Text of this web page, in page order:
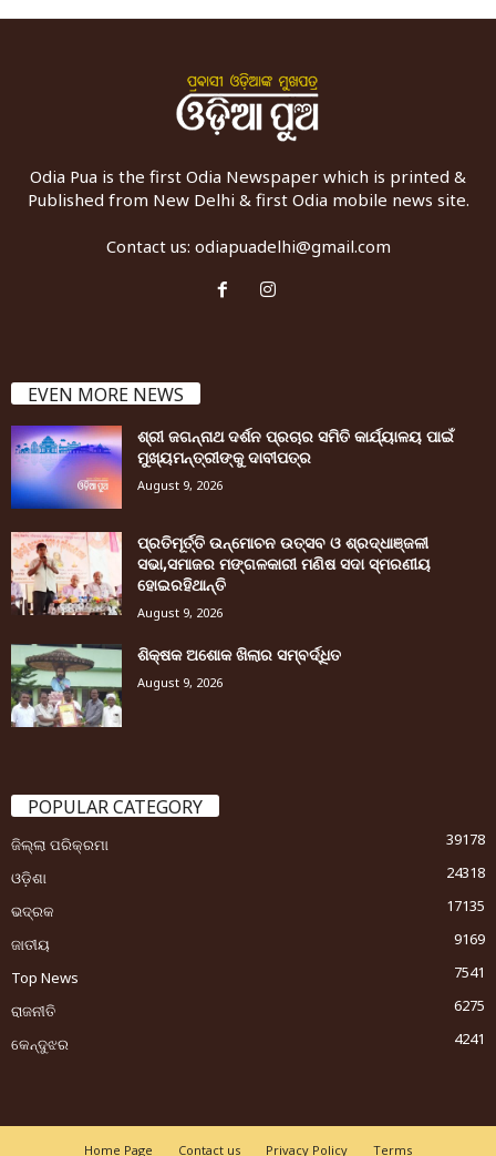
Odia Pua is the first Odia Newspaper which is printed &
Published from New Delhi & first Odia mobile news site.
Contact us: odiapuadelhi@gmail.com
EVEN MORE NEWS
ଶ୍ରୀ ଜଗନ୍ନାଥ ଦର୍ଶନ ପ୍ରଚାର ସମିତି କାର୍ଯ୍ୟାଳୟ ପାଇଁ
ମୁଖ୍ୟମନ୍ତ୍ରୀଙ୍କୁ ଦାବୀପତ୍ର
August 9, 2026
ପ୍ରତିମୂର୍ତ୍ତି ଉନ୍ମୋଚନ ଉତ୍ସବ ଓ ଶ୍ରଦ୍ଧାଞ୍ଜଳୀ
ସଭା,ସମାଜର ମଙ୍ଗଳକାରୀ ମଣିଷ ସଦା ସ୍ମରଣୀୟ
ହୋଇରହିଥାନ୍ତି
August 9, 2026
ଶିକ୍ଷକ ଅଶୋକ ଖିଲାର ସମ୍ବର୍ଦ୍ଧିତ
August 9, 2026
POPULAR CATEGORY
ଜିଲ୍ଲା ପରିକ୍ରମା
39178
ଓଡ଼ିଶା
24318
ଭଦ୍ରକ
17135
ଜାତୀୟ
9169
Top News
7541
ରାଜନୀତି
6275
କେନ୍ଦୁଝର
4241
Home Page Contact us Privacy Policy Terms